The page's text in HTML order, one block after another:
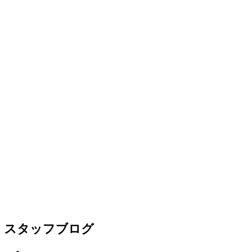
スタッフブログ